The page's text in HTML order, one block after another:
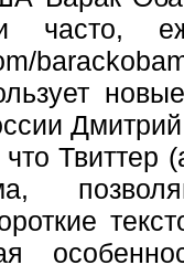
часто,
Твиттер